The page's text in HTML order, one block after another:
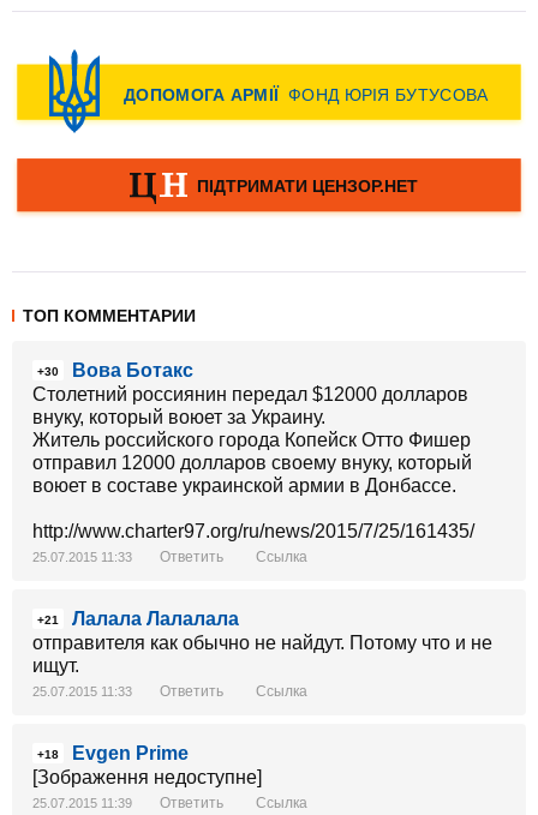
ТОП КОММЕНТАРИИ
+30
Вова Ботакс
Столетний россиянин передал $12000 долларов
внуку, который воюет за Украину.
Житель российского города Копейск Отто Фишер
отправил 12000 долларов своему внуку, который
воюет в составе украинской армии в Донбассе.
http://www.charter97.org/ru/news/2015/7/25/161435/
25.07.2015 11:33 Ответить Ссылка
+21
Лалала Лалалала
отправителя как обычно не найдут. Потому что и не
ищут.
25.07.2015 11:33 Ответить Ссылка
+18
Evgen Prime
[Зображення недоступне]
25.07.2015 11:39 Ответить Ссылка